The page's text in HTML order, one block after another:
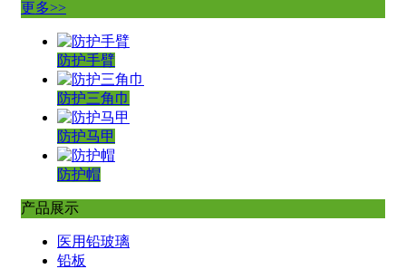
更多>>
防护手臂
防护三角巾
防护马甲
防护帽
产品展示
医用铅玻璃
铅板